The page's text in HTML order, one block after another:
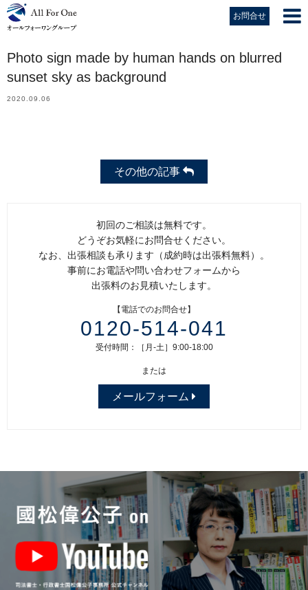
お問合せ
Photo sign made by human hands on blurred
sunset sky as background
2020.09.06
その他の記事
初回のご相談は無料です。
どうぞお気軽にお問合せください。
なお、出張相談も承ります（成約時は出張料無料）。
事前にお電話や問い合わせフォームから
出張料のお見積いたします。
【電話でのお問合せ】
0120-514-041
受付時間：［月-土］9:00-18:00
または
メールフォーム